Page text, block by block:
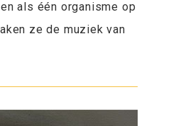
als één organisme op
ze de muziek van